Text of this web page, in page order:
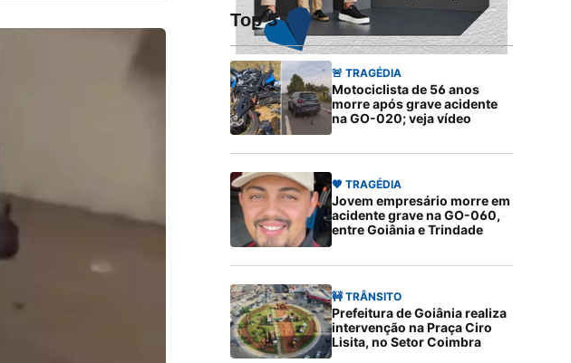
Top 5
🚨 TRAGÉDIA
Motociclista de 56 anos
morre após grave acidente
na GO-020; veja vídeo
🖤 TRAGÉDIA
Jovem empresário morre em
acidente grave na GO-060,
entre Goiânia e Trindade
🚧 TRÂNSITO
Prefeitura de Goiânia realiza
intervenção na Praça Ciro
Lisita, no Setor Coimbra